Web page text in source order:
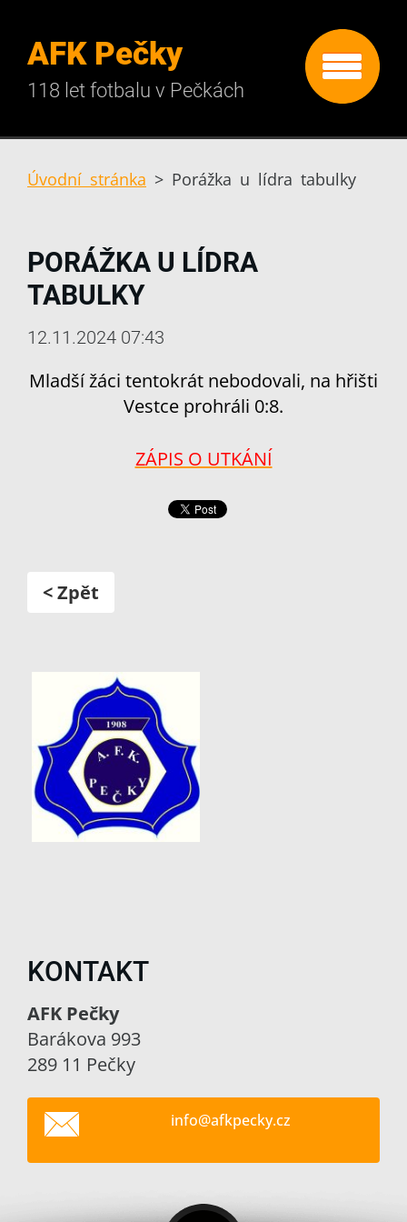
AFK Pečky
118 let fotbalu v Pečkách
Úvodní stránka > Porážka u lídra tabulky
PORÁŽKA U LÍDRA
TABULKY
12.11.2024 07:43
Mladší žáci tentokrát nebodovali, na hřišti
Vestce prohráli 0:8.
ZÁPIS O UTKÁNÍ
< Zpět
KONTAKT
AFK Pečky
Barákova 993
289 11 Pečky
info@afkpecky.cz